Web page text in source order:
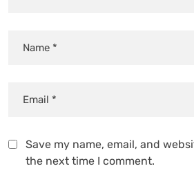
Save my name, email, and
the next time I comment.